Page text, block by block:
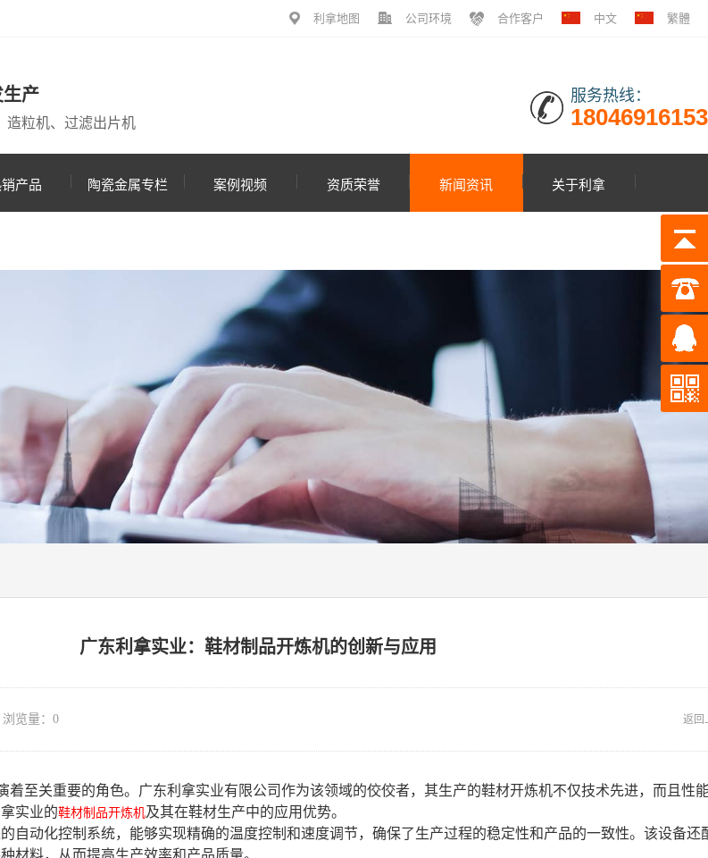
利拿地图 公司环境 合作客户 中文 繁體
产
造粒机、过滤出片机
服务热线：
18046916153
产品 陶瓷金属专栏 案例视频 资质荣誉 新闻资讯 关于利拿
广东利拿实业：鞋材制品开炼机的创新与应用
览量： 0 返回
着至关重要的角色。广东利拿实业有限公司作为该领域的佼佼者，其生产的鞋材开炼机不仅技术先进，而且性
实业的鞋材制品开炼机及其在鞋材生产中的应用优势。
自动化控制系统，能够实现精确的温度控制和速度调节，确保了生产过程的稳定性和产品的一致性。该设备还
材料，从而提高生产效率和产品质量。